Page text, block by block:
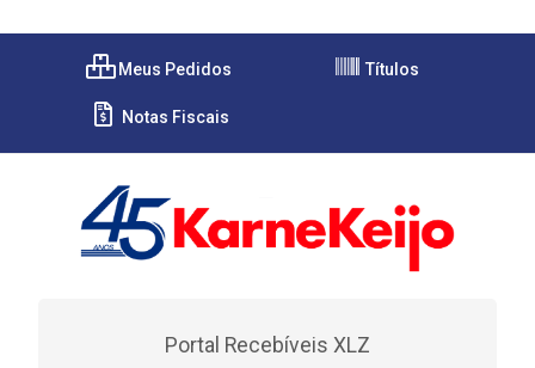
Meus Pedidos Títulos
Notas Fiscais
Portal Recebíveis XLZ